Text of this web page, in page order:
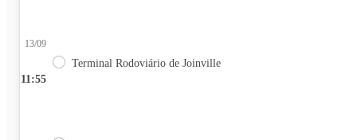
11:55
13/09
Terminal Rodoviário de Joinville